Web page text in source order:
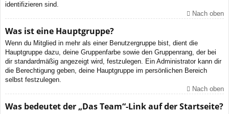
identifizieren sind.
Nach oben
Was ist eine Hauptgruppe?
Wenn du Mitglied in mehr als einer Benutzergruppe bist, dient die
Hauptgruppe dazu, deine Gruppenfarbe sowie den Gruppenrang, der bei
dir standardmäßig angezeigt wird, festzulegen. Ein Administrator kann dir
die Berechtigung geben, deine Hauptgruppe im persönlichen Bereich
selbst festzulegen.
Nach oben
Was bedeutet der „Das Team“-Link auf der Startseite?